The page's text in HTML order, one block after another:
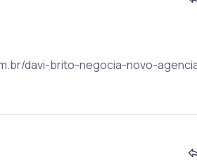
davi-brito-negocia-novo-